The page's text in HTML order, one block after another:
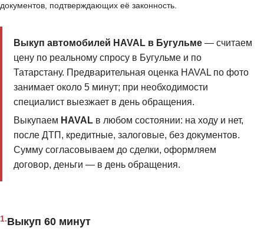
документов, подтверждающих её законность.
Выкуп автомобилей HAVAL в Бугульме— считаем
цену по реальному спросу в Бугульме и по
Татарстану. Предварительная оценка HAVAL по фото
занимает около 5 минут; при необходимости
специалист выезжает в день обращения.
Выкупаем HAVALв любом состоянии: на ходу и нет,
после ДТП, кредитные, залоговые, без документов.
Сумму согласовываем до сделки, оформляем
договор, деньги — в день обращения.
1.Выкуп 60 минут